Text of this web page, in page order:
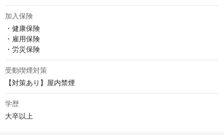
加入保険
・健康保険
・雇用保険
・労災保険
受動喫煙対策
【対策あり】屋内禁煙
学歴
大卒以上